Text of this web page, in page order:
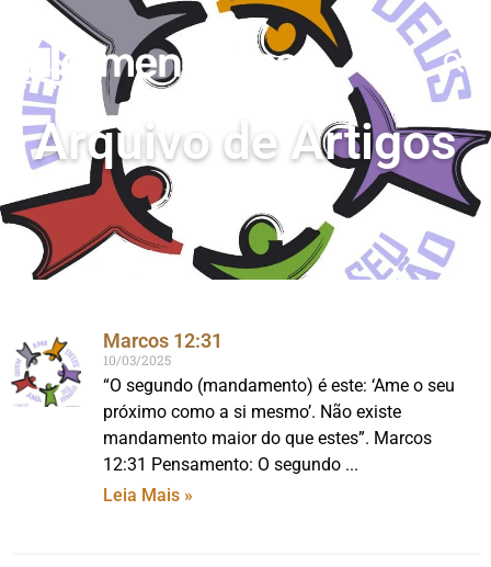
Arquivo de Artigos
Início
Marcos 12:31
10/03/2025
“O segundo (mandamento) é este: ‘Ame o seu
próximo como a si mesmo’. Não existe
mandamento maior do que estes”. Marcos
12:31 Pensamento: O segundo
Leia Mais »